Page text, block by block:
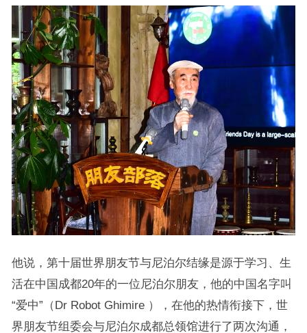
他说，第十届世界朋友节与尼泊尔结缘是源于学习、生
活在中国成都20年的一位尼泊尔朋友，他的中国名字叫
“爱中”（Dr Robot Ghimire ），在他的热情衔接下，世
界朋友节组委会与尼泊尔成都总领馆进行了两次沟通，